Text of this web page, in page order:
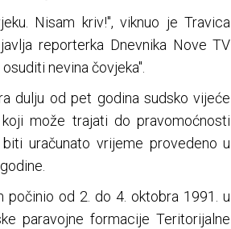
Nisam kriv!", viknuo je Travica
reporterka Dnevnika Nove TV
nevina čovjeka".
dulju od pet godina sudsko vijeće
može trajati do pravomoćnosti
uračunato vrijeme provedeno u
od 2. do 4. oktobra 1991. u
paravojne formacije Teritorijalne